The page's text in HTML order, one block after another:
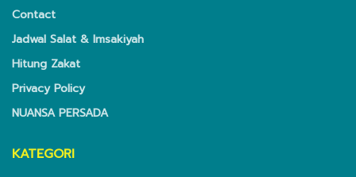
Contact
Jadwal Salat & Imsakiyah
Hitung Zakat
Privacy Policy
NUANSA PERSADA
KATEGORI